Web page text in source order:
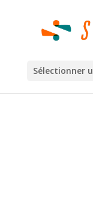
Sélectionner